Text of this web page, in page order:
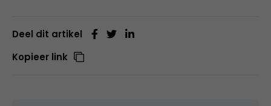
Deel dit artikel
Kopieer link